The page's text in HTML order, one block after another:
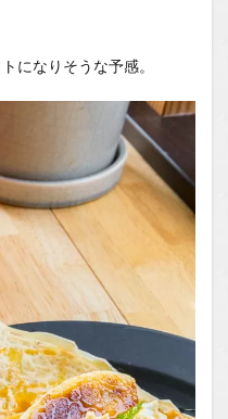
になりそうな予感。